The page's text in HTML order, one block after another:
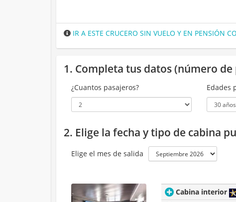
IR A ESTE CRUCERO SIN VUELO Y EN PENSIÓN
1. Completa tus datos (número de
¿Cuantos pasajeros? Edades
2. Elige la fecha y tipo de cabina
Elige el mes de salida
Cabina interior